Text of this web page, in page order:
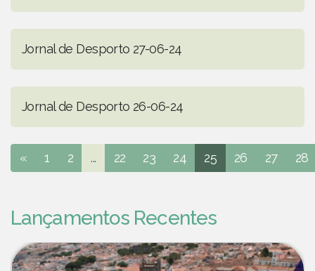
Jornal de Desporto 27-06-24
Jornal de Desporto 26-06-24
« 1 2 ... 22 23 24 25 26 27 28
Lançamentos Recentes